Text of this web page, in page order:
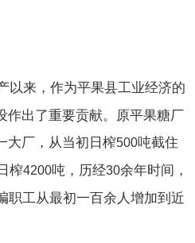
以来，作为平果县工业经济的
作出了重要贡献。原平果糖厂
大厂，从当初日榨500吨截住
榨4200吨，历经30余年时间，
职工从最初一百余人增加到近